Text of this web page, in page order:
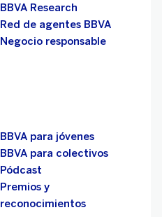
BBVA Research
Red de agentes BBVA
Negocio responsable
BBVA para jóvenes
BBVA para colectivos
Pódcast
Premios y
reconocimientos